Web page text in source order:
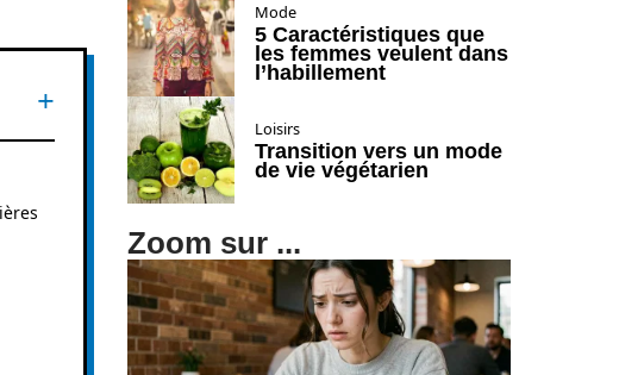
Mode
5 Caractéristiques que
les femmes veulent dans
l’habillement
Loisirs
Transition vers un mode
de vie végétarien
Zoom sur ...